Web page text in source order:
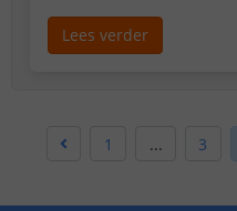
soorten en maten; van
modellen en van breed
eenvoudig op de
één aaneengesloten
Lees verder
1 ... 3